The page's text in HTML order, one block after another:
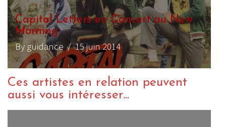
Capital Letters en Concert au New
Morning
By guidance / 15 juin 2014
Ces artistes en relation peuvent
aussi vous intéresser...